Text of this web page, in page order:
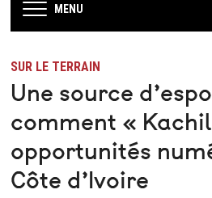
MENU
SUR LE TERRAIN
Une source
comment «
opportunités
Côte d’Ivoire